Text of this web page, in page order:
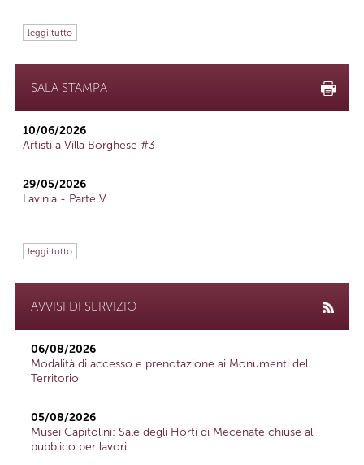
leggi tutto
SALA STAMPA
10/06/2026
Artisti a Villa Borghese #3
29/05/2026
Lavinia - Parte V
leggi tutto
AVVISI DI SERVIZIO
06/08/2026
Modalità di accesso e prenotazione ai Monumenti del
Territorio
05/08/2026
Musei Capitolini: Sale degli Horti di Mecenate chiuse al
pubblico per lavori